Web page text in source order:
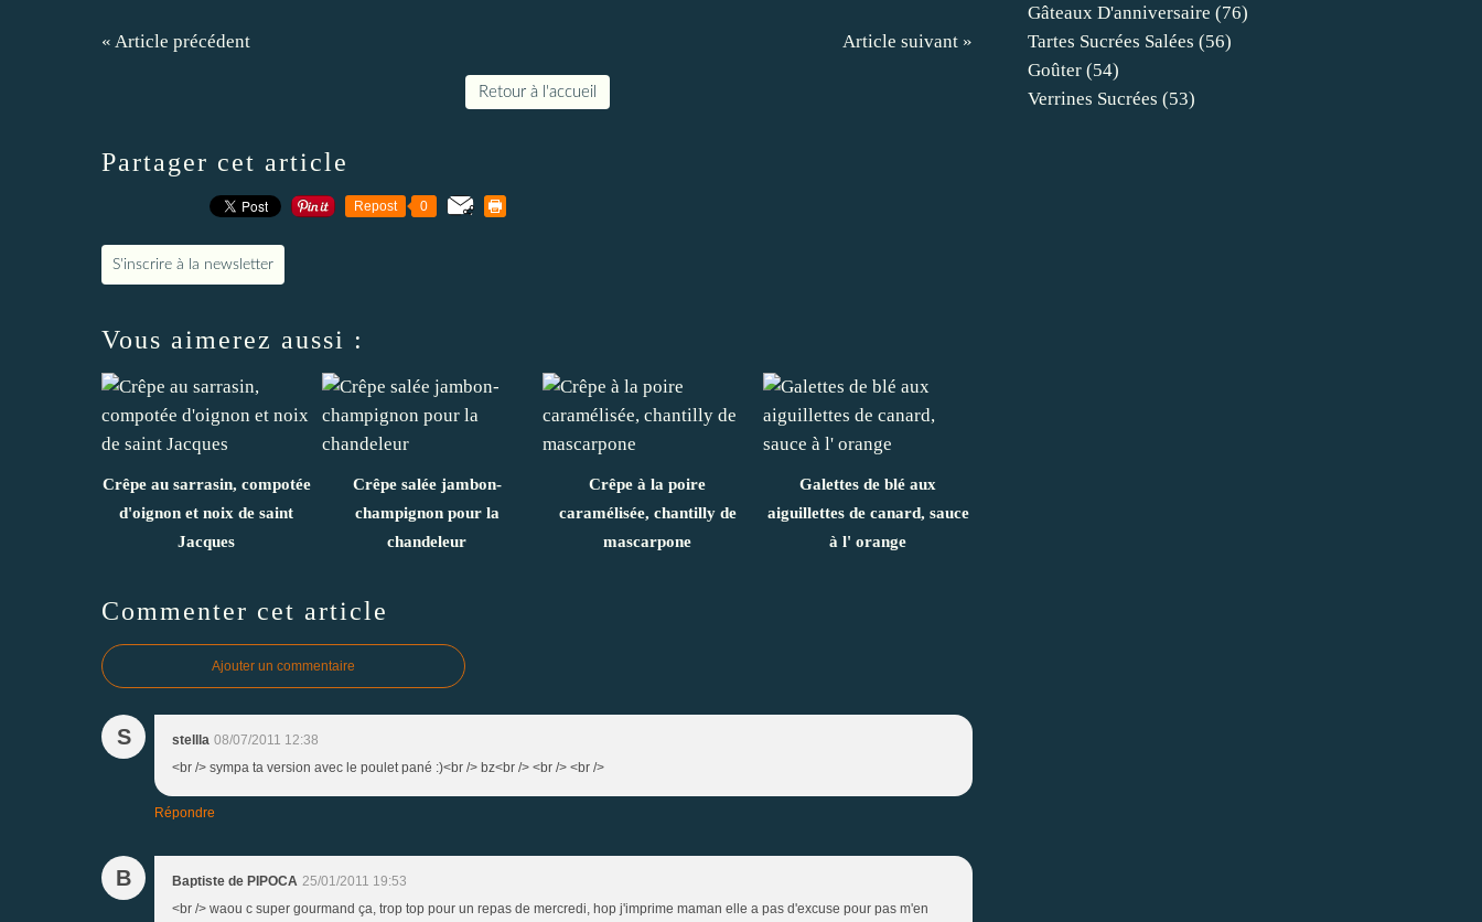
« Article précédent Article suivant »
Retour à l'accueil
Partager cet article
Repost 0
S'inscrire à la newsletter
Vous aimerez aussi :
Crêpe au sarrasin, compotée
d'oignon et noix de saint
Jacques
Crêpe salée jambon-
champignon pour la
chandeleur
Crêpe à la poire
caramélisée, chantilly de
mascarpone
Galettes de blé aux
aiguillettes de canard, sauce
à l' orange
Commenter cet article
Ajouter un commentaire
S stellla 08/07/2011 12:38
<br /> sympa ta version avec le poulet pané :)<br /> bz<br /> <br /> <br />
Répondre
B Baptiste de PIPOCA 25/01/2011 19:53
<br /> waou c super gourmand ça, trop top pour un repas de mercredi, hop j'imprime maman elle a pas d'excuse pour pas m'en
Gâteaux D'anniversaire (76)
Tartes Sucrées Salées (56)
Goûter (54)
Verrines Sucrées (53)